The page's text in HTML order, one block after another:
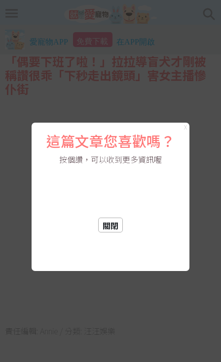
愛寵物APP 免費下載 在APP開啟
「偶要下班了啦！」拉拉導盲犬才剛被
稱讚很乖「下秒走出鏡頭」害女主播慘
仆街
責任編輯: / 分類: 汪汪娛樂
X
這篇文章您喜歡嗎？
按個讚，可以收到更多資訊喔
關閉